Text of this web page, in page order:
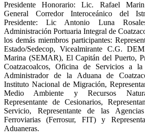
Presidente Honorario: Lic. Rafael
General Corredor Interoceánico del
Presidente: Lic Antonio Luna
Administración Portuaria Integral de
los demás miembros participantes:
Estado/Sedecop, Vicealmirante C.G.
Marina (SEMAR), El Capitán del Puerto,
Coatzacoalcos, Oficina de Servicios a
Administrador de la Aduana de
Instituto Nacional de Migración,
Medio Ambiente y Recursos
Representante de Cesionarios,
Servicio, Representante de las
Ferroviarias (Ferrosur, FIT) y
Aduaneras.